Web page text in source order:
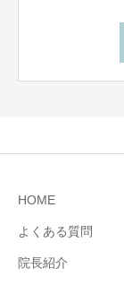
HOME
よくある質問
院長紹介